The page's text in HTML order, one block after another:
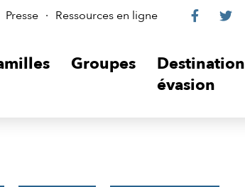
Presse Ressources en ligne
Le
sur

Le

Groupes
Destination
évasion